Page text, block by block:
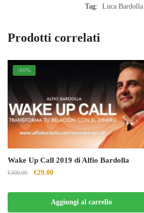
Tag:
Luca Bardolla
Prodotti correlati
-90%
Wake Up Call 2019 di Alfio Bardolla
€300.00
Il
originale
€29.00Il
attuale
è:
Aggiungi al carrello